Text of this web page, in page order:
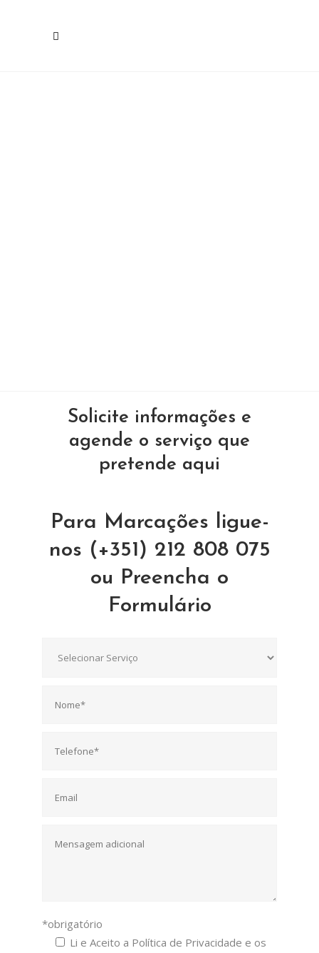
Solicite informações e
agende o serviço que
pretende aqui
Para Marcações ligue-
nos (+351) 212 808 075
ou Preencha o
Formulário
*obrigatório
Li e Aceito a Política de Privacidade e os